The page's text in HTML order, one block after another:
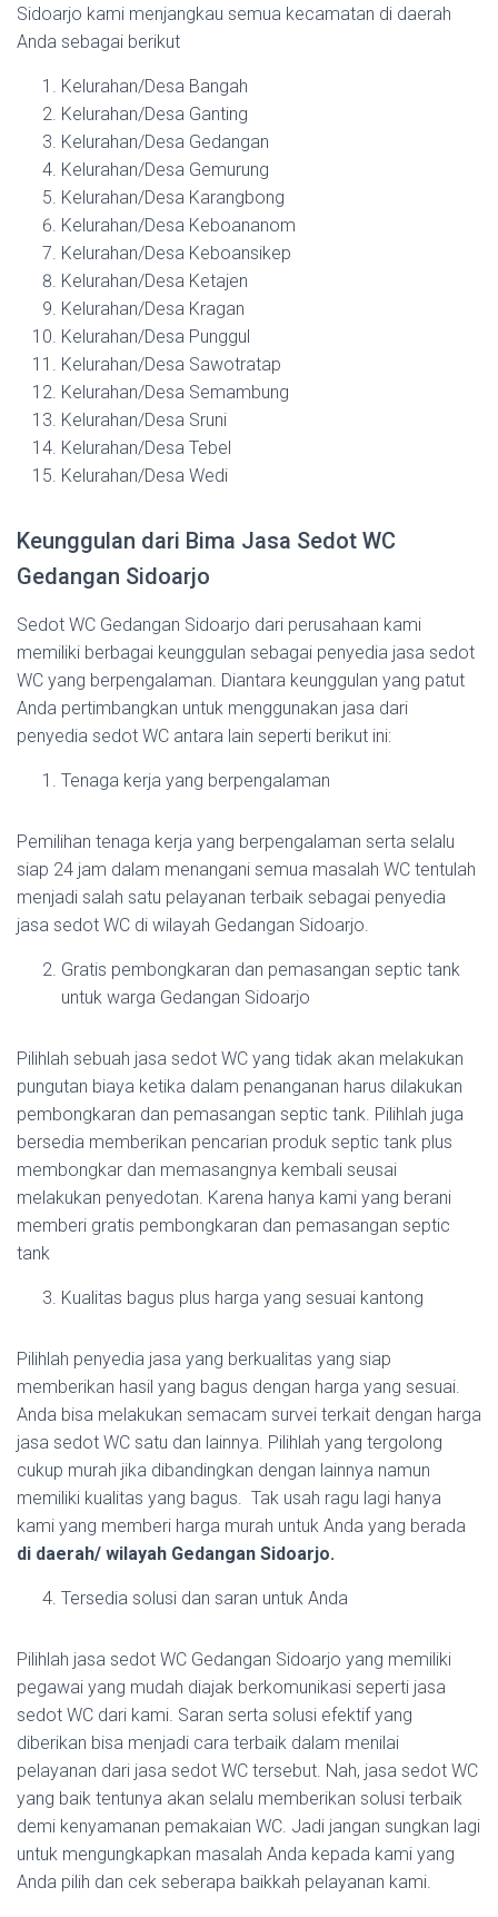
Sidoarjo kami menjangkau semua kecamatan di daerah
Anda sebagai berikut
Kelurahan/Desa Bangah
Kelurahan/Desa Ganting
Kelurahan/Desa Gedangan
Kelurahan/Desa Gemurung
Kelurahan/Desa Karangbong
Kelurahan/Desa Keboananom
Kelurahan/Desa Keboansikep
Kelurahan/Desa Ketajen
Kelurahan/Desa Kragan
Kelurahan/Desa Punggul
Kelurahan/Desa Sawotratap
Kelurahan/Desa Semambung
Kelurahan/Desa Sruni
Kelurahan/Desa Tebel
Kelurahan/Desa Wedi
Keunggulan dari Bima Jasa Sedot WC
Gedangan Sidoarjo
Sedot WC Gedangan Sidoarjo dari perusahaan kami
memiliki berbagai keunggulan sebagai penyedia jasa sedot
WC yang berpengalaman. Diantara keunggulan yang patut
Anda pertimbangkan untuk menggunakan jasa dari
penyedia sedot WC antara lain seperti berikut ini:
Tenaga kerja yang berpengalaman
Pemilihan tenaga kerja yang berpengalaman serta selalu
siap 24 jam dalam menangani semua masalah WC tentulah
menjadi salah satu pelayanan terbaik sebagai penyedia
jasa sedot WC di wilayah Gedangan Sidoarjo.
Gratis pembongkaran dan pemasangan septic tank
untuk warga Gedangan Sidoarjo
Pilihlah sebuah jasa sedot WC yang tidak akan melakukan
pungutan biaya ketika dalam penanganan harus dilakukan
pembongkaran dan pemasangan septic tank. Pilihlah juga
bersedia memberikan pencarian produk septic tank plus
membongkar dan memasangnya kembali seusai
melakukan penyedotan. Karena hanya kami yang berani
memberi gratis pembongkaran dan pemasangan septic
tank
Kualitas bagus plus harga yang sesuai kantong
Pilihlah penyedia jasa yang berkualitas yang siap
memberikan hasil yang bagus dengan harga yang sesuai.
Anda bisa melakukan semacam survei terkait dengan harga
jasa sedot WC satu dan lainnya. Pilihlah yang tergolong
cukup murah jika dibandingkan dengan lainnya namun
memiliki kualitas yang bagus. Tak usah ragu lagi hanya
kami yang memberi harga murah untuk Anda yang berada
di daerah/ wilayah Gedangan Sidoarjo.
Tersedia solusi dan saran untuk Anda
Pilihlah jasa sedot WC Gedangan Sidoarjo yang memiliki
pegawai yang mudah diajak berkomunikasi seperti jasa
sedot WC dari kami. Saran serta solusi efektif yang
diberikan bisa menjadi cara terbaik dalam menilai
pelayanan dari jasa sedot WC tersebut. Nah, jasa sedot WC
yang baik tentunya akan selalu memberikan solusi terbaik
demi kenyamanan pemakaian WC. Jadi jangan sungkan lagi
untuk mengungkapkan masalah Anda kepada kami yang
Anda pilih dan cek seberapa baikkah pelayanan kami.